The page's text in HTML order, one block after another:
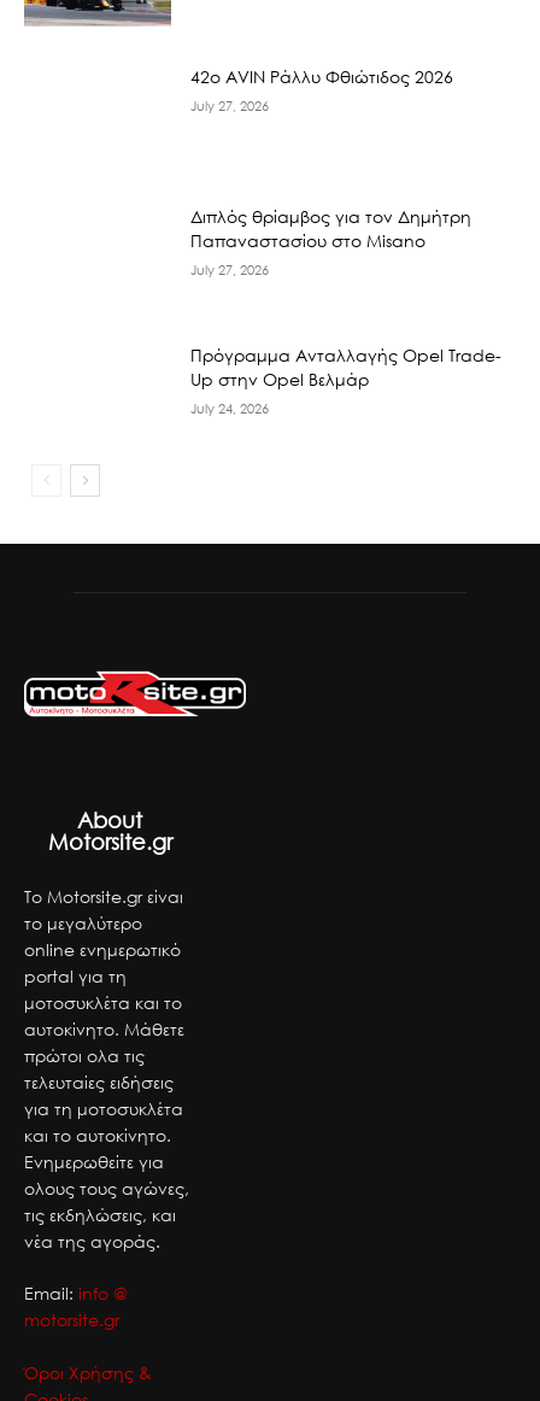
42ο AVIN Ράλλυ Φθιώτιδος 2026
July 27, 2026
Διπλός θρίαμβος για τον Δημήτρη
Παπαναστασίου στο Misano
July 27, 2026
Πρόγραμμα Ανταλλαγής Opel Trade-
Up στην Opel Βελμάρ
July 24, 2026
About
Motorsite.gr
Το Motorsite.gr είναι
το μεγαλύτερο
online ενημερωτικό
portal για τη
μοτοσυκλέτα και το
αυτοκίνητο. Μάθετε
πρώτοι ολα τις
τελευταίες ειδήσεις
για τη μοτοσυκλέτα
και το αυτοκίνητο.
Ενημερωθείτε για
ολους τους αγώνες,
τις εκδηλώσεις, και
νέα της αγοράς.
Email: info @
motorsite.gr
Όροι Χρήσης &